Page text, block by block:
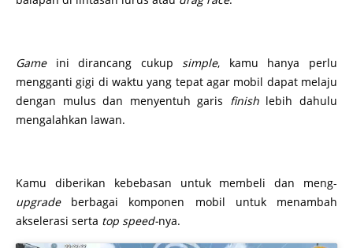
Gameini dirancang cukup simple, kamu hanya perlu
mengganti gigi di waktu yang tepat agar mobil dapat melaju
dengan mulus dan menyentuh garis finishlebih dahulu
mengalahkan lawan.
Kamu diberikan kebebasan untuk membeli dan meng-
upgradeberbagai komponen mobil untuk menambah
akselerasi serta top speed-nya.